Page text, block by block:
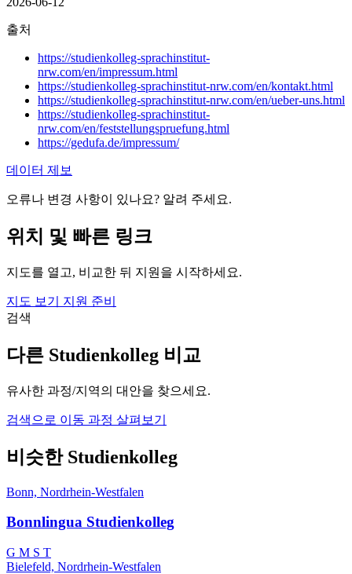
출처
https://studienkolleg-sprachinstitut-
nrw.com/en/impressum.html
https://studienkolleg-sprachinstitut-nrw.com/en/kontakt.html
https://studienkolleg-sprachinstitut-nrw.com/en/ueber-uns.html
https://studienkolleg-sprachinstitut-
nrw.com/en/feststellungspruefung.html
https://gedufa.de/impressum/
데이터 제보
오류나 변경 사항이 있나요? 알려 주세요.
위치 및 빠른 링크
지도를 열고, 비교한 뒤 지원을 시작하세요.
지도 보기 지원 준비
검색
다른 Studienkolleg 비교
유사한 과정/지역의 대안을 찾으세요.
검색으로 이동 과정 살펴보기
비슷한 Studienkolleg
Bonn, Nordrhein-Westfalen
Bonnlingua Studienkolleg
G M S T
Bielefeld, Nordrhein-Westfalen